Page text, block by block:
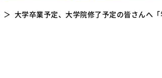
大学卒業予定、大学院修了予定の皆さんへ